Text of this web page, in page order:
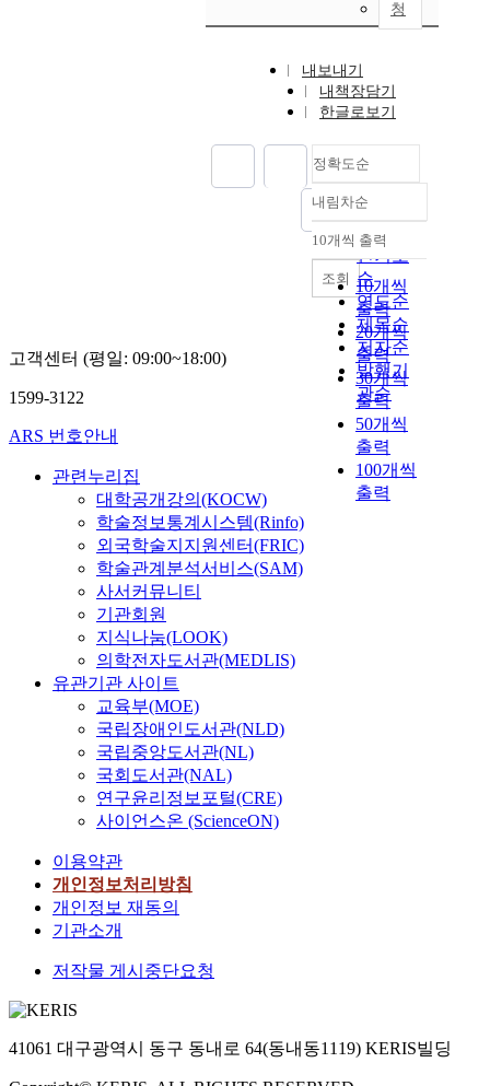
청
내보내기
내책장담기
한글로보기
정확도순
정확도
순
인기도
순
연도순
제목순
저자순
발행기
관순
내림차순
내림차순
10개씩 출력
10개씩
출력
20개씩
출력
30개씩
출력
50개씩
출력
100개씩
출력
조회
고객센터 (평일: 09:00~18:00)
1599-3122
ARS 번호안내
관련누리집
대학공개강의(KOCW)
학술정보통계시스템(Rinfo)
외국학술지지원센터(FRIC)
학술관계분석서비스(SAM)
사서커뮤니티
기관회원
지식나눔(LOOK)
의학전자도서관(MEDLIS)
유관기관 사이트
교육부(MOE)
국립장애인도서관(NLD)
국립중앙도서관(NL)
국회도서관(NAL)
연구윤리정보포털(CRE)
사이언스온 (ScienceON)
이용약관
개인정보처리방침
개인정보 재동의
기관소개
저작물 게시중단요청
41061 대구광역시 동구 동내로 64(동내동1119) KERIS빌딩